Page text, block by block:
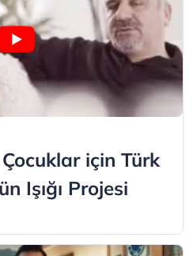
için Türk
Işığı Projesi